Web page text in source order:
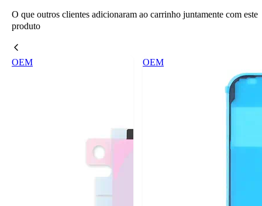
O que outros clientes adicionaram ao carrinho juntamente com este
produto
OEM OEM